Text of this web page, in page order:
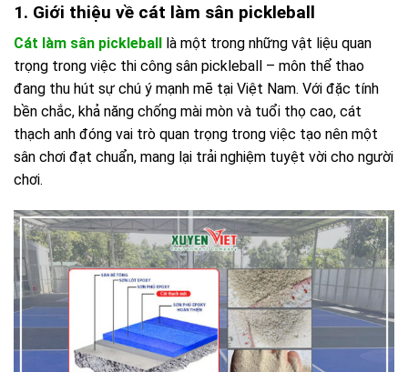
1. Giới thiệu về cát làm sân pickleball
Cát làm sân pickleball
là một trong những vật liệu quan
trọng trong việc thi công sân pickleball – môn thể thao
đang thu hút sự chú ý mạnh mẽ tại Việt Nam. Với đặc tính
bền chắc, khả năng chống mài mòn và tuổi thọ cao, cát
thạch anh đóng vai trò quan trọng trong việc tạo nên một
sân chơi đạt chuẩn, mang lại trải nghiệm tuyệt vời cho người
chơi.